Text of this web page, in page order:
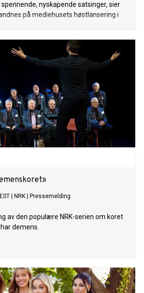
nyskapende satsinger, sier
på mediehusets høstlansering i
NRK Pressemelding
av den populære NRK-serien om koret
demens.